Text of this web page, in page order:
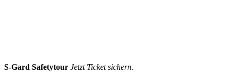
S-Gard Safetytour Jetzt Ticket sichern.